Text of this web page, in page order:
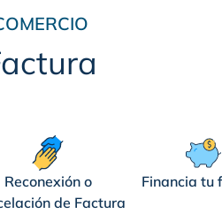
Reconexión o
de Factura
Financia tu